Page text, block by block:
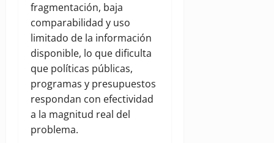
fragmentación, baja
comparabilidad y uso
limitado de la información
disponible, lo que dificulta
que políticas públicas,
programas y presupuestos
respondan con efectividad
a la magnitud real del
problema.